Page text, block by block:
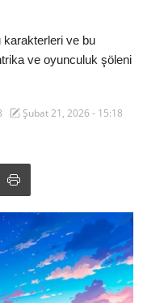
karakterleri ve bu
ve oyunculuk şöleni
Şubat 21, 2026 - 15:18